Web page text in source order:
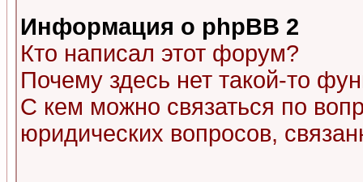
Информация о phpBB 2
Кто написал этот форум?
Почему здесь нет такой-то
С кем можно связаться по
юридических вопросов,